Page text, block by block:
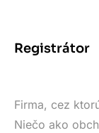
Registrátor
Firma, cez
Niečo ako